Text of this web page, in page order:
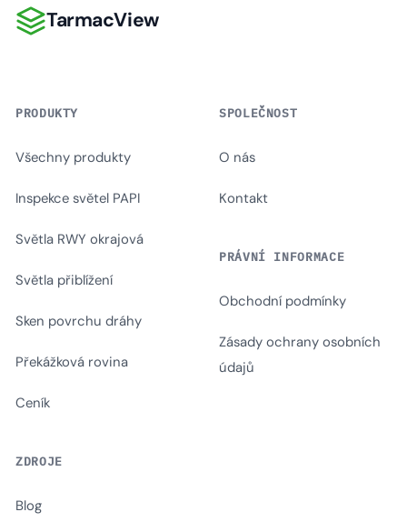
TarmacView
TarmacView
PRODUKTY
Všechny produkty
Inspekce světel PAPI
Světla RWY okrajová
Světla přiblížení
Sken povrchu dráhy
Překážková rovina
Ceník
ZDROJE
Blog
SPOLEČNOST
O nás
Kontakt
PRÁVNÍ INFORMACE
Obchodní podmínky
Zásady ochrany osobních
údajů